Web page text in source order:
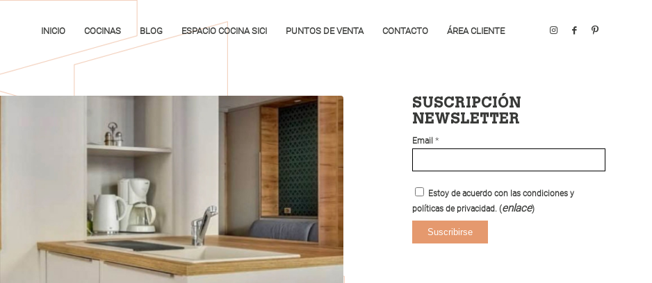
INICIO COCINAS BLOG ESPACIO COCINA SICI PUNTOS DE VENTA CONTACTO ÁREA CLIENTE
SUSCRIPCIÓN
NEWSLETTER
Email*
Estoy de acuerdo con las condiciones y
políticas de privacidad. (enlace)